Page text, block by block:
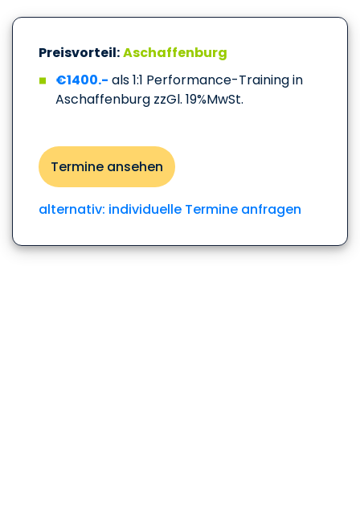
Preisvorteil:Aschaffenburg
€1400.- als 1:1 Performance-Training in
Aschaffenburg zzGl. 19%MwSt.
Termine ansehen
alternativ: individuelle Termine anfragen